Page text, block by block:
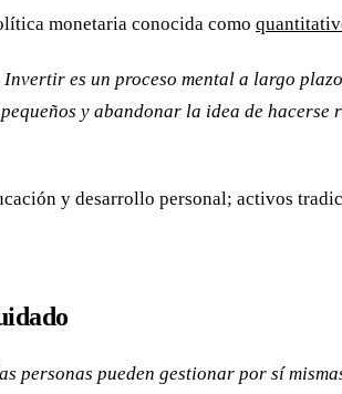
monetaria conocida como
Invertir es un proceso mental a largo
y abandonar la idea de
y desarrollo personal; activos
pueden gestionar por sí